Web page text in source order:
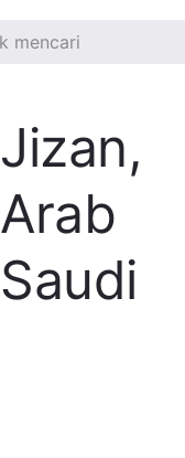
Jizan,
Arab
Saudi